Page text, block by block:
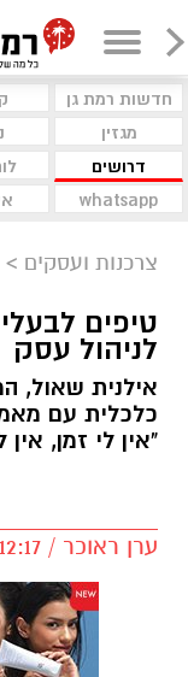
חדשות רמת גן
מגזין
דרושים
whatsapp
צרכנות ועסקים >
טיפים
לניהול עסק
אילנית שאול,
כלכלית עם
"אין לי זמן,
ערן ראוכר / 12:17 13.03.24